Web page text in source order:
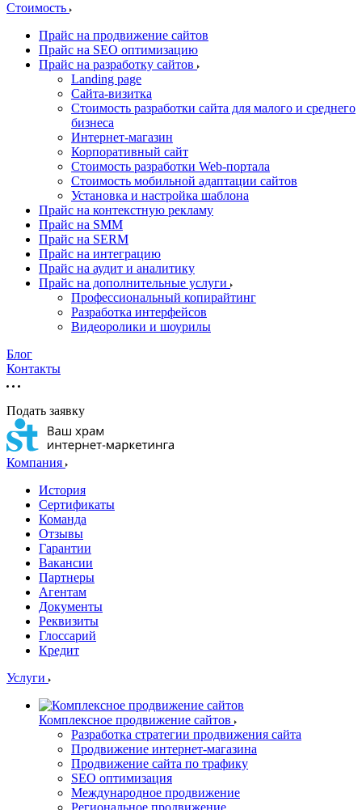
Стоимость
Прайс на продвижение сайтов
Прайс на SEO оптимизацию
Прайс на разработку сайтов
Landing page
Cайта-визитка
Стоимость разработки сайта для малого и среднего
бизнеса
Интернет-магазин
Корпоративный сайт
Стоимость разработки Web-портала
Стоимость мобильной адаптации сайтов
Установка и настройка шаблона
Прайс на контекстную рекламу
Прайс на SMM
Прайс на SERM
Прайс на интеграцию
Прайс на аудит и аналитику
Прайс на дополнительные услуги
Профессиональный копирайтинг
Разработка интерфейсов
Видеоролики и шоурилы
Блог
Контакты
Подать заявку
Компания
История
Сертификаты
Команда
Отзывы
Гарантии
Вакансии
Партнеры
Агентам
Документы
Реквизиты
Глоссарий
Кредит
Услуги
Комплексное продвижение сайтов
Разработка стратегии продвижения сайта
Продвижение интернет-магазина
Продвижение сайта по трафику
SEO оптимизация
Международное продвижение
Региональное продвижение